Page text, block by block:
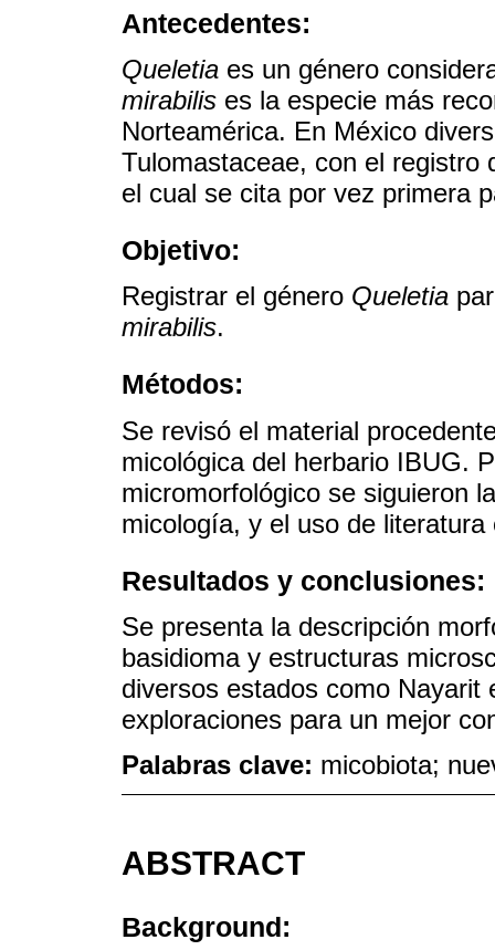
Antecedentes:
Queletia es un género
mirabilis es la especie más
Norteamérica. En México
Tulomastaceae, con el
el cual se cita por vez primera
Objetivo:
Registrar el género Queletia
mirabilis.
Métodos:
Se revisó el material
micológica del herbario IBUG.
micromorfológico se siguieron
micología, y el uso de
Resultados y conclusiones:
Se presenta la descripción
basidioma y estructuras
diversos estados como Nayarit
exploraciones para un mejor
Palabras clave: micobiota;
ABSTRACT
Background: